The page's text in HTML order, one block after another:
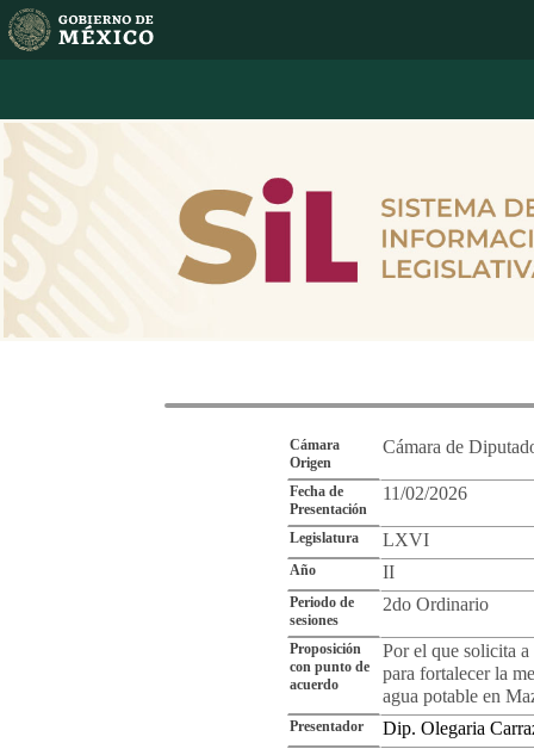
Cámara
Origen
Cámara de
Fecha de
Presentación
11/02/2026
Legislatura LXVI
Año II
Periodo de
sesiones
2do Ordinario
Proposición
con punto de
acuerdo
Por el que solicita
para fortalecer la
agua potable en
Presentador Dip. Olegaria